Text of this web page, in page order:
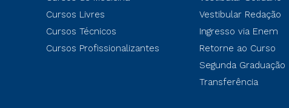
Cursos Livres
Cursos Técnicos
Cursos Profissionalizantes
Vestibular Redação
Ingresso via Enem
Retorne ao Curso
Segunda Graduação
Transferência